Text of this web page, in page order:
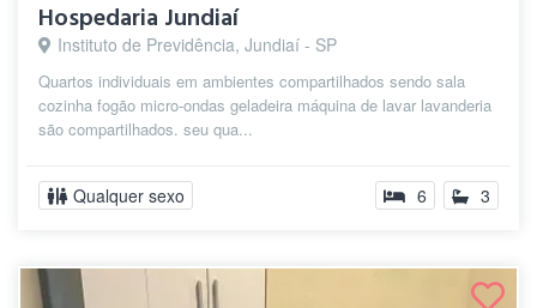
Hospedaria Jundiaí
Instituto de Previdência, Jundiaí - SP
Quartos individuais em ambientes compartilhados sendo sala
cozinha fogão micro-ondas geladeira máquina de lavar lavanderia
são compartilhados. seu qua...
Qualquer sexo 6 3